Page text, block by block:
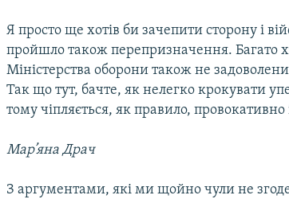
Я просто ще хотів би зачепити сторону і
пройшло також перепризначення. Багато
Міністерства оборони також не
Так що тут, бачте, як нелегко крокувати
тому чіпляється, як правило, провокативно
Мар’яна Драч
З аргументами, які ми щойно чули не